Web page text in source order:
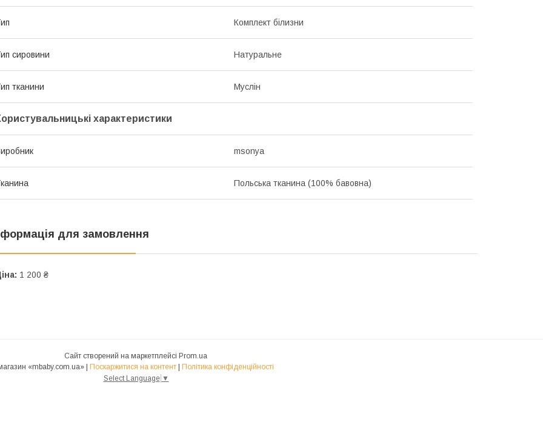
Комплект білизни
сировини Натуральне
тканини Муслін
характеристики
msonya
Польська тканина (100% бавовна)
для замовлення
1 200 ₴
Сайт створений на маркетплейсі Prom.ua
магазин «mbaby.com.ua» | Поскаржитися на контент | Політика конфіденційності
Select Language ▼